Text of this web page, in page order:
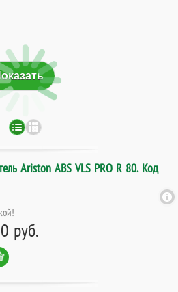
Ariston ABS VLS PRO R 80. Код
руб.